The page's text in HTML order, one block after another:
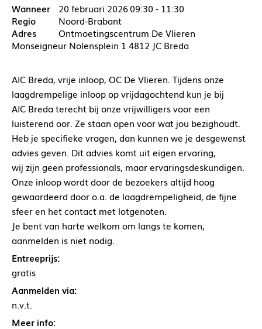
20 februari 202609:30 - 11:30
Noord-Brabant
Ontmoetingscentrum De Vlieren
Monseigneur Nolensplein 1 4812 JC Breda
AIC Breda, vrije inloop, OC De Vlieren. Tijdens onze
laagdrempelige inloop op vrijdagochtend kun je bij
AIC Breda terecht bij onze vrijwilligers voor een
luisterend oor. Ze staan open voor wat jou bezighoudt.
Heb je specifieke vragen, dan kunnen we je desgewenst
advies geven. Dit advies komt uit eigen ervaring,
wij zijn geen professionals, maar ervaringsdeskundigen.
Onze inloop wordt door de bezoekers altijd hoog
gewaardeerd door o.a. de laagdrempeligheid, de fijne
sfeer en het contact met lotgenoten.
Je bent van harte welkom om langs te komen,
aanmelden is niet nodig.
Entreeprijs:
gratis
Aanmelden via:
n.v.t.
Meer info: